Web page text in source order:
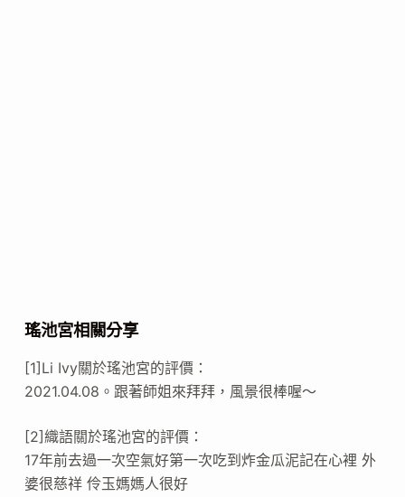
瑤池宮相關分享
[1]Li Ivy關於瑤池宮的評價：
2021.04.08。跟著師姐來拜拜，風景很棒喔～
[2]織語關於瑤池宮的評價：
17年前去過一次空氣好第一次吃到炸金瓜泥記在心裡 外
婆很慈祥 伶玉媽媽人很好